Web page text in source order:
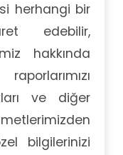
herhangi bir
edebilir,
hakkında
ve diğer
bilgilerinizi